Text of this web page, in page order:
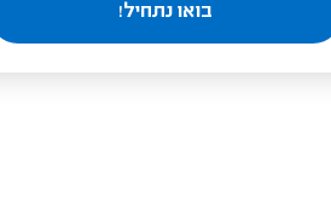
בואו נתחיל!